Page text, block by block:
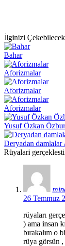
İlginizi
Bahar
Aforizmalar
Aforizmalar
Aforizmalar
Yusuf Özkan
Deryadan damlalar
Rüyalari
26 Temmuz
rüyaları
) ama insan
bırakalım o
rüya görsün ,